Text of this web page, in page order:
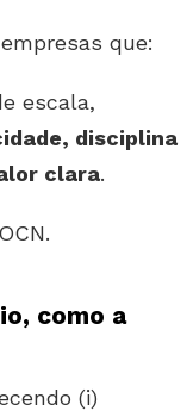
que:
escala,
disciplina
clara.
como a
(i)